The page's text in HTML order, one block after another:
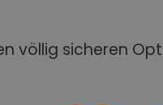
völlig sicheren